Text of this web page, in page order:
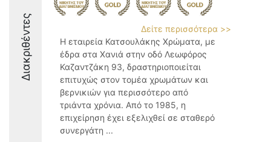
Διακριθέντες
Δείτε περισσότερα >>
Η εταιρεία Κατσουλάκης Χρώματα, με
έδρα στα Χανιά στην οδό Λεωφόρος
Καζαντζάκη 93, δραστηριοποιείται
επιτυχώς στον τομέα χρωμάτων και
βερνικιών για περισσότερο από
τριάντα χρόνια. Από το 1985, η
επιχείρηση έχει εξελιχθεί σε σταθερό
συνεργάτη ...